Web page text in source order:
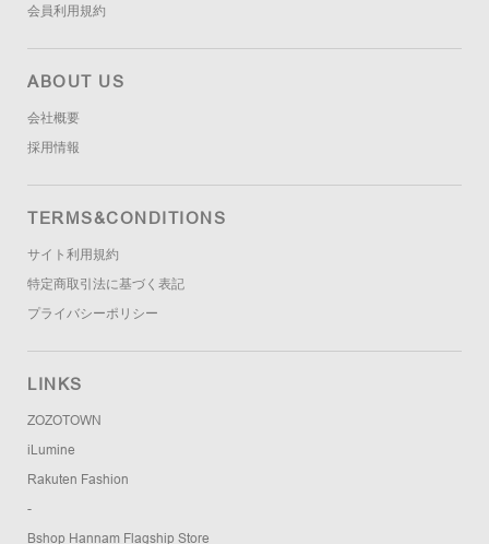
会員利用規約
ABOUT US
会社概要
採用情報
TERMS&CONDITIONS
サイト利用規約
特定商取引法に基づく表記
プライバシーポリシー
LINKS
ZOZOTOWN
iLumine
Rakuten Fashion
-
Bshop Hannam Flagship Store